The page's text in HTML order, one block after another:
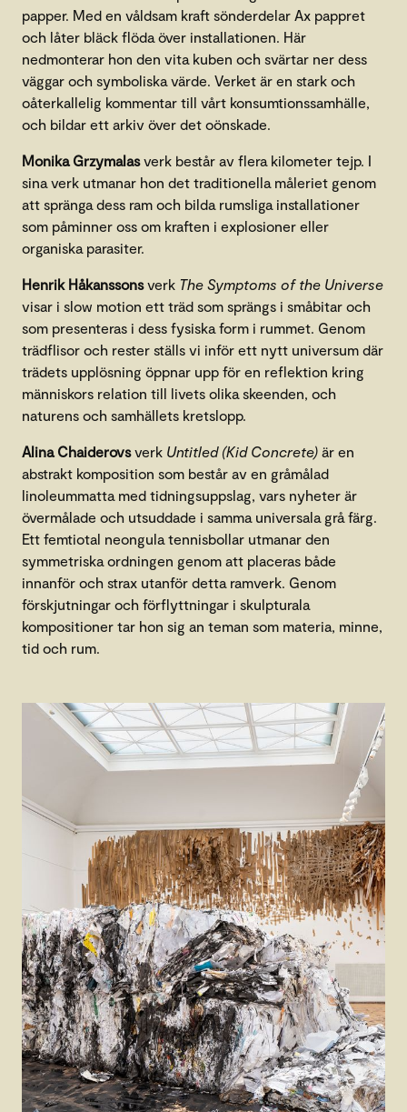
papper. Med en våldsam kraft sönderdelar Ax pappret
och låter bläck flöda över installationen. Här
nedmonterar hon den vita kuben och svärtar ner dess
väggar och symboliska värde. Verket är en stark och
oåterkallelig kommentar till vårt konsumtionssamhälle,
och bildar ett arkiv över det oönskade.
Monika Grzymalasverk består av flera kilometer tejp. I
sina verk utmanar hon det traditionella måleriet genom
att spränga dess ram och bilda rumsliga installationer
som påminner oss om kraften i explosioner eller
organiska parasiter.
Henrik Håkanssonsverk The Symptoms of the Universe
visar i slow motion ett träd som sprängs i småbitar och
som presenteras i dess fysiska form i rummet. Genom
trädflisor och rester ställs vi inför ett nytt universum där
trädets upplösning öppnar upp för en reflektion kring
människors relation till livets olika skeenden, och
naturens och samhällets kretslopp.
Alina Chaiderovsverk Untitled (Kid Concrete) är en
abstrakt komposition som består av en gråmålad
linoleummatta med tidningsuppslag, vars nyheter är
övermålade och utsuddade i samma universala grå färg.
Ett femtiotal neongula tennisbollar utmanar den
symmetriska ordningen genom att placeras både
innanför och strax utanför detta ramverk. Genom
förskjutningar och förflyttningar i skulpturala
kompositioner tar hon sig an teman som materia, minne,
tid och rum.